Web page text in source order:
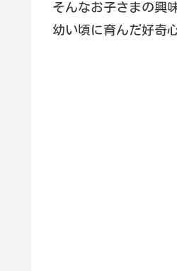
そんなお子さまの興
幼い頃に育んだ好奇